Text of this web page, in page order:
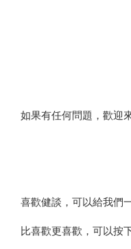
如果有任何問題，歡迎
喜歡健談，可以給我們
比喜歡更喜歡，可以按